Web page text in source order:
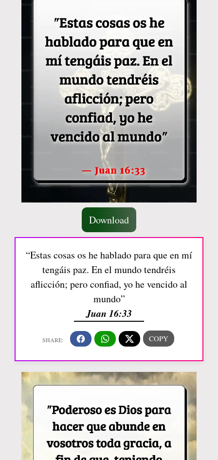
Download
“Estas cosas os he hablado para que en mí
tengáis paz. En el mundo tendréis
aflicción; pero confiad, yo he vencido al
mundo”
Juan 16:33